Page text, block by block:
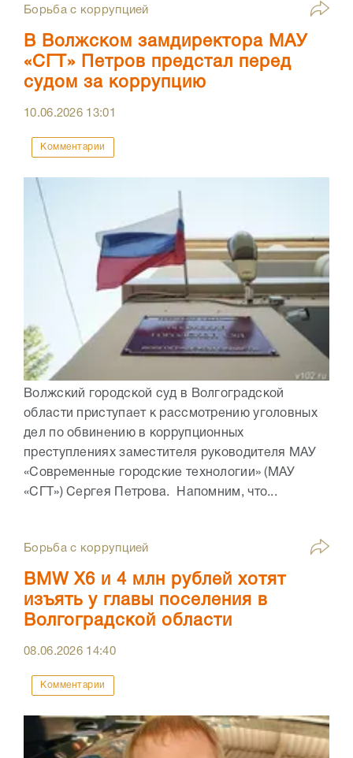
Борьба с коррупцией
В Волжском замдиректора МАУ
«СГТ» Петров предстал перед
судом за коррупцию
10.06.2026 13:01
Комментарии
Волжский городской суд в Волгоградской
области приступает к рассмотрению уголовных
дел по обвинению в коррупционных
преступлениях заместителя руководителя МАУ
«Современные городские технологии» (МАУ
«СГТ») Сергея Петрова. Напомним, что...
Борьба с коррупцией
BMW X6 и 4 млн рублей хотят
изъять у главы поселения в
Волгоградской области
08.06.2026 14:40
Комментарии